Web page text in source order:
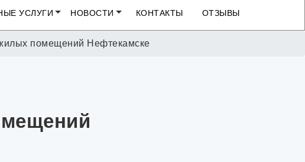
УСЛУГИ НОВОСТИ КОНТАКТЫ ОТЗЫВЫ
помещений Нефтекамске